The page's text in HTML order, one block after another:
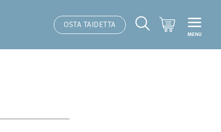
OSTA TAIDETTA
Hakutoiminto
Ostoskori
MENU